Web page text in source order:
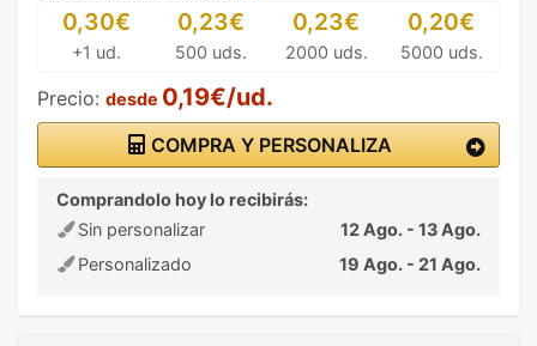
0,30€
+1 ud.
0,23€
500 uds.
0,23€
2000 uds.
0,20€
5000 uds.
Precio: desde 0,19€/ud.
COMPRA Y PERSONALIZA
Comprandolo hoy lo recibirás:
Sin personalizar
12 Ago. - 13 Ago.
Personalizado
19 Ago. - 21 Ago.